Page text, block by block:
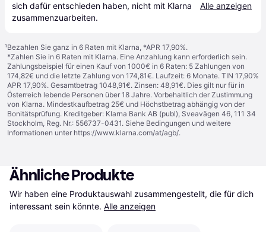
sich dafür entschieden haben, nicht mit Klarna
zusammenzuarbeiten.
Alle anzeigen
¹Bezahlen Sie ganz in 6 Raten mit Klarna, *APR 17,90%.
*Zahlen Sie in 6 Raten mit Klarna. Eine Anzahlung kann erforderlich sein.
Zahlungsbeispiel für einen Kauf von 1000€ in 6 Raten: 5 Zahlungen von
174,82€ und die letzte Zahlung von 174,81€. Laufzeit: 6 Monate. TIN 17,90%
APR 17,90%. Gesamtbetrag 1048,91€. Zinsen: 48,91€. Dies gilt nur für in
Österreich lebende Personen über 18 Jahre. Vorbehaltlich der Zustimmung
von Klarna. Mindestkaufbetrag 25€ und Höchstbetrag abhängig von der
Bonitätsprüfung. Kreditgeber: Klarna Bank AB (publ), Sveavägen 46, 111 34
Stockholm, Reg. Nr.: 556737-0431. Siehe Bedingungen und weitere
Informationen unter https://www.klarna.com/at/agb/.
Ähnliche Produkte
Wir haben eine Produktauswahl zusammengestellt, die für dich
interessant sein könnte. Alle anzeigen